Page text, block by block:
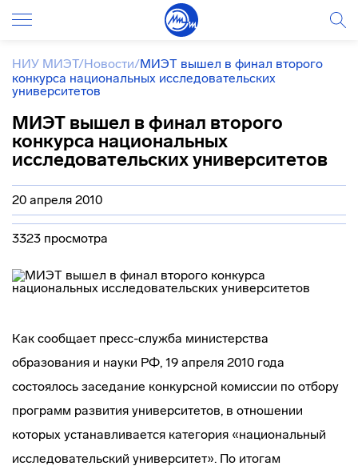
НИУ МИЭТ/Новости/МИЭТ вышел в финал второго
конкурса национальных исследовательских
университетов
МИЭТ вышел в финал второго
конкурса национальных
исследовательских университетов
20 апреля 2010
3323 просмотра
Как сообщает пресс-служба министерства
образования и науки РФ, 19 апреля 2010 года
состоялось заседание конкурсной комиссии по отбору
программ развития университетов, в отношении
которых устанавливается категория «национальный
исследовательский университет». По итогам